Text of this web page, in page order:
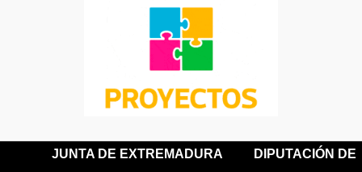
JUNTA DE EXTREMADURA
DIPUTACIÓN DE